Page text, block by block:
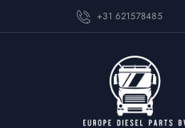
+31 621578485